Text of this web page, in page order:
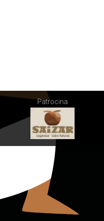
Patrocina